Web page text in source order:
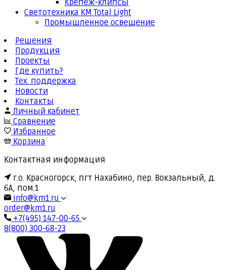
Крепеж-клипсы
Светотехника КМ Total Light
Промышленное освещение
Решения
Продукция
Проекты
Где купить?
Тех. поддержка
Новости
Контакты
Личный кабинет
Сравнение
Избранное
Корзина
Контактная информация
г.о. Красногорск, пгт Нахабино, пер. Вокзальный, д.
6А, пом.1
info@km1.ru
order@km1.ru
+7(495) 147-00-65
8(800) 300-68-23